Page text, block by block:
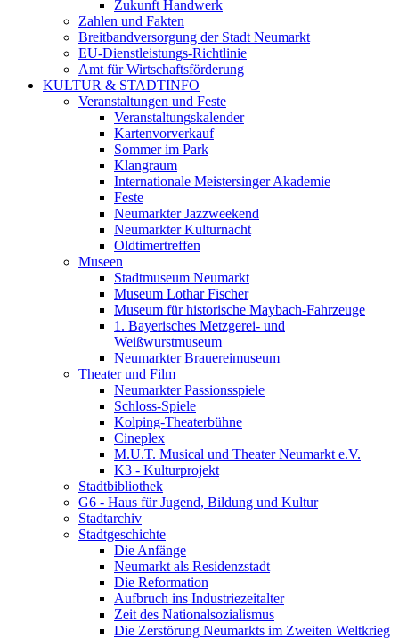
Zukunft Handwerk
Zahlen und Fakten
Breitbandversorgung der Stadt Neumarkt
EU-Dienstleistungs-Richtlinie
Amt für Wirtschaftsförderung
KULTUR & STADTINFO
Veranstaltungen und Feste
Veranstaltungskalender
Kartenvorverkauf
Sommer im Park
Klangraum
Internationale Meistersinger Akademie
Feste
Neumarkter Jazzweekend
Neumarkter Kulturnacht
Oldtimertreffen
Museen
Stadtmuseum Neumarkt
Museum Lothar Fischer
Museum für historische Maybach-Fahrzeuge
1. Bayerisches Metzgerei- und
Weißwurstmuseum
Neumarkter Brauereimuseum
Theater und Film
Neumarkter Passionsspiele
Schloss-Spiele
Kolping-Theaterbühne
Cineplex
M.U.T. Musical und Theater Neumarkt e.V.
K3 - Kulturprojekt
Stadtbibliothek
G6 - Haus für Jugend, Bildung und Kultur
Stadtarchiv
Stadtgeschichte
Die Anfänge
Neumarkt als Residenzstadt
Die Reformation
Aufbruch ins Industriezeitalter
Zeit des Nationalsozialismus
Die Zerstörung Neumarkts im Zweiten Weltkrieg